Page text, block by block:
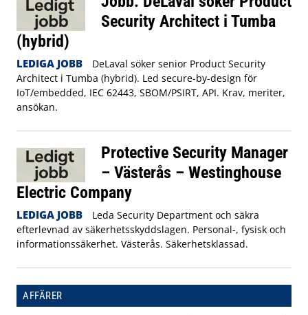
Security Architect i Tumba
(hybrid)
LEDIGA JOBB
DeLaval söker senior Product Security
Architect i Tumba (hybrid). Led secure-by-design för
IoT/embedded, IEC 62443, SBOM/PSIRT, API. Krav, meriter,
ansökan.
Protective Security Manager
– Västerås – Westinghouse
Electric Company
LEDIGA JOBB
Leda Security Department och säkra
efterlevnad av säkerhetsskyddslagen. Personal-, fysisk och
informationssäkerhet. Västerås. Säkerhetsklassad.
AFFÄRER